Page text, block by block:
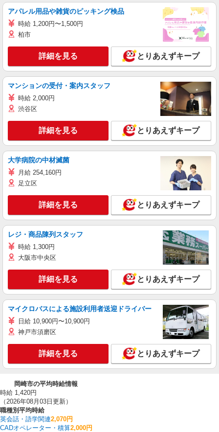
アパレル用品や雑貨のピッキング検品
時給 1,200円〜1,500円
柏市
詳細を見る とりあえずキープ
マンションの受付・案内スタッフ
時給 2,000円
渋谷区
詳細を見る とりあえずキープ
大学病院の中材滅菌
月給 254,160円
足立区
詳細を見る とりあえずキープ
レジ・商品陳列スタッフ
時給 1,300円
大阪市中央区
詳細を見る とりあえずキープ
マイクロバスによる施設利用者送迎ドライバー
日給 10,900円〜10,900円
神戸市須磨区
詳細を見る とりあえずキープ
岡崎市の平均時給情報
時給 1,420円
（2026年08月03日更新）
職種別平均時給
英会話・語学関連2,070円
CADオペレーター・積算2,000円